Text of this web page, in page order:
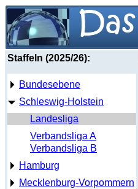
Staffeln (2025/26):
Bundesebene
Schleswig-Holstein
Landesliga
Verbandsliga A
Verbandsliga B
Hamburg
Mecklenburg-Vorpommern